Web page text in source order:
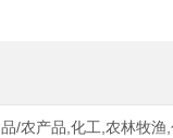
/农产品,化工,农林牧渔